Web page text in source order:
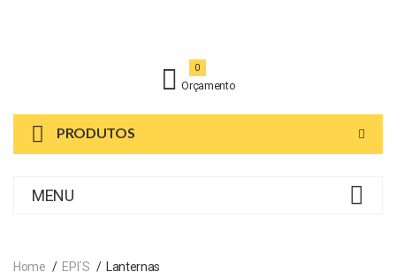
Orçamento
0
PRODUTOS
MENU
Home EPI´s Lanternas